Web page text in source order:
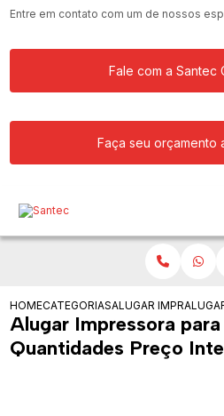
Entre em contato com um de nossos
Fale com a Santec
Faça seu orçamento
HOMECATEGORIASALUGAR
Alugar Impressora
Quantidades Preço